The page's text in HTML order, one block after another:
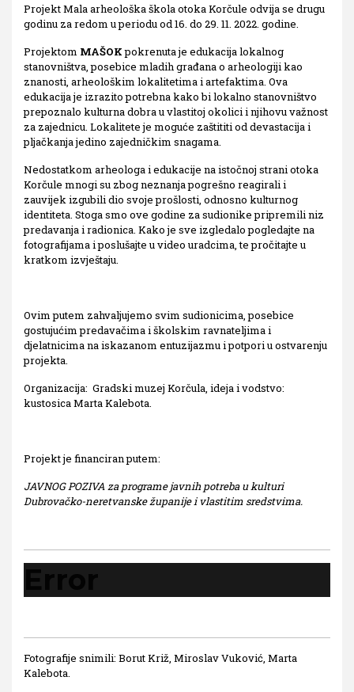
Projekt Mala arheološka škola otoka Korčule odvija se drugu
godinu za redom u periodu od 16. do 29. 11. 2022. godine.
Projektom MAŠOKpokrenuta je edukacija lokalnog
stanovništva, posebice mladih građana o arheologiji kao
znanosti, arheološkim lokalitetima i artefaktima. Ova
edukacija je izrazito potrebna kako bi lokalno stanovništvo
prepoznalo kulturna dobra u vlastitoj okolici i njihovu važnost
za zajednicu. Lokalitete je moguće zaštititi od devastacija i
pljačkanja jedino zajedničkim snagama.
Nedostatkom arheologa i edukacije na istočnoj strani otoka
Korčule mnogi su zbog neznanja pogrešno reagirali i
zauvijek izgubili dio svoje prošlosti, odnosno kulturnog
identiteta. Stoga smo ove godine za sudionike pripremili niz
predavanja i radionica. Kako je sve izgledalo pogledajte na
fotografijama i poslušajte u video uradcima, te pročitajte u
kratkom izvještaju.
Ovim putem zahvaljujemo svim sudionicima, posebice
gostujućim predavačima i školskim ravnateljima i
djelatnicima na iskazanom entuzijazmu i potpori u ostvarenju
projekta.
Organizacija: Gradski muzej Korčula, ideja i vodstvo:
kustosica Marta Kalebota.
Projekt je financiran putem:
JAVNOG POZIVA za programe javnih potreba u kulturi
Dubrovačko-neretvanske županije i vlastitim sredstvima.
Fotografije snimili: Borut Križ, Miroslav Vuković, Marta
Kalebota.